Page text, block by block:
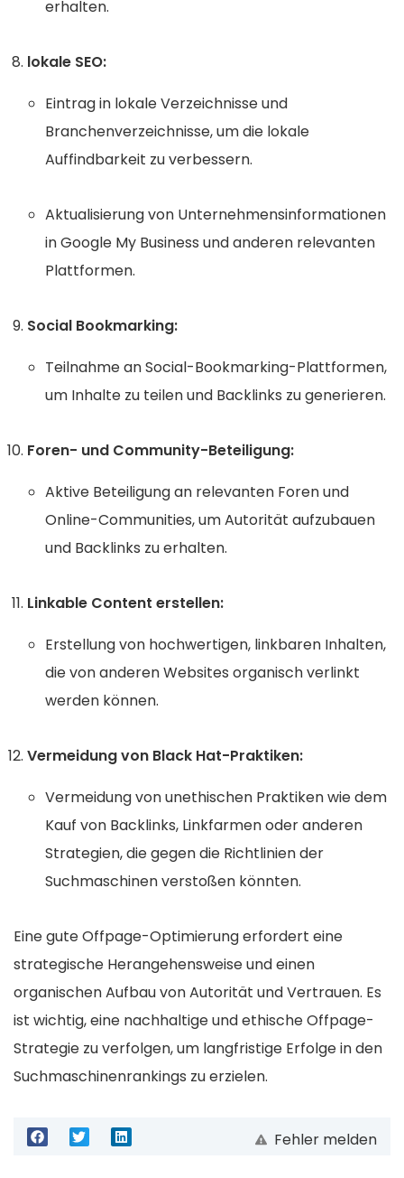
erhalten.
lokale SEO:
Eintrag in lokale Verzeichnisse und
Branchenverzeichnisse, um die lokale
Auffindbarkeit zu verbessern.
Aktualisierung von Unternehmensinformationen
in Google My Business und anderen relevanten
Plattformen.
Social Bookmarking:
Teilnahme an Social-Bookmarking-Plattformen,
um Inhalte zu teilen und Backlinks zu generieren.
Foren- und Community-Beteiligung:
Aktive Beteiligung an relevanten Foren und
Online-Communities, um Autorität aufzubauen
und Backlinks zu erhalten.
Linkable Content erstellen:
Erstellung von hochwertigen, linkbaren Inhalten,
die von anderen Websites organisch verlinkt
werden können.
Vermeidung von Black Hat-Praktiken:
Vermeidung von unethischen Praktiken wie dem
Kauf von Backlinks, Linkfarmen oder anderen
Strategien, die gegen die Richtlinien der
Suchmaschinen verstoßen könnten.
Eine gute Offpage-Optimierung erfordert eine
strategische Herangehensweise und einen
organischen Aufbau von Autorität und Vertrauen. Es
ist wichtig, eine nachhaltige und ethische Offpage-
Strategie zu verfolgen, um langfristige Erfolge in den
Suchmaschinenrankings zu erzielen.
Fehler melden